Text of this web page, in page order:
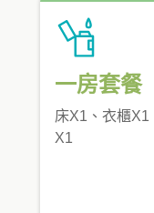
一房套餐
床X1、衣櫃
X1